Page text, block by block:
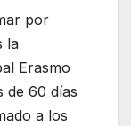
por
la
Erasmo
de 60 días
a los